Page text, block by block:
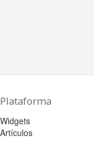
Plataforma
Widgets
Artículos